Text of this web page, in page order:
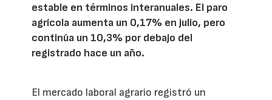
estable en términos interanuales. El paro
agrícola aumenta un 0,17% en julio, pero
continúa un 10,3% por debajo del
registrado hace un año.
El mercado laboral agrario registró un